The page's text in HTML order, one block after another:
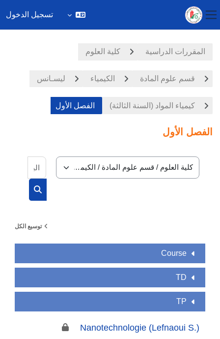
واجهة جانبية
تسجيل الدخول
المقررات الدراسية كلية العلوم
قسم علوم المادة الكيمياء ليسـانس
كيمياء المواد (السنة الثالثة) الفصل الأول
الفصل الأول
تصنيفات المقررات
توسيع الكل
Course
TD
TP
Nanotechnologie (Lefnaoui S.)